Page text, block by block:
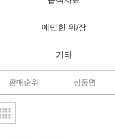
예민한 위/장
기타
판매순위 상품명